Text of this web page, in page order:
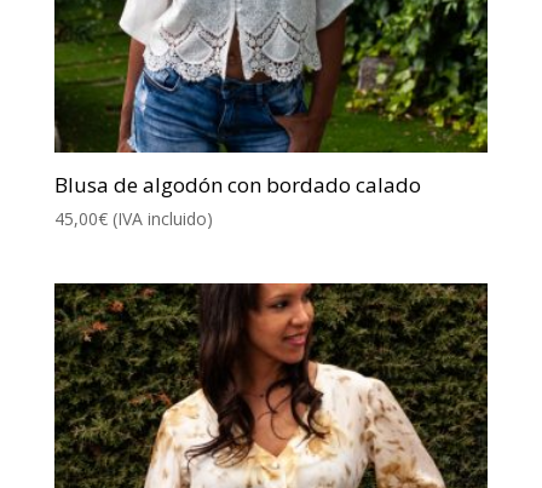
Blusa de algodón con bordado calado
45,00€ (IVA incluido)